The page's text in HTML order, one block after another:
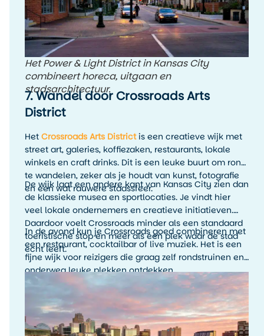
Het Power & Light District in Kansas City
combineert horeca, uitgaan en
stadsarchitectuur.
7. Wandel door Crossroads Arts
District
Het Crossroads Arts Districtis een creatieve wijk met
street art, galeries, koffiezaken, restaurants, lokale
winkels en craft drinks. Dit is een leuke buurt om rond
te wandelen, zeker als je houdt van kunst, fotografie
en een wat rauwere stadssfeer.
De wijk laat een andere kant van Kansas City zien dan
de klassieke musea en sportlocaties. Je vindt hier
veel lokale ondernemers en creatieve initiatieven.
Daardoor voelt Crossroads minder als een standaard
toeristische stop en meer als een plek waar de stad
echt leeft.
In de avond kun je Crossroads goed combineren met
een restaurant, cocktailbar of live muziek. Het is een
fijne wijk voor reizigers die graag zelf rondstruinen en
onderweg leuke plekken ontdekken.